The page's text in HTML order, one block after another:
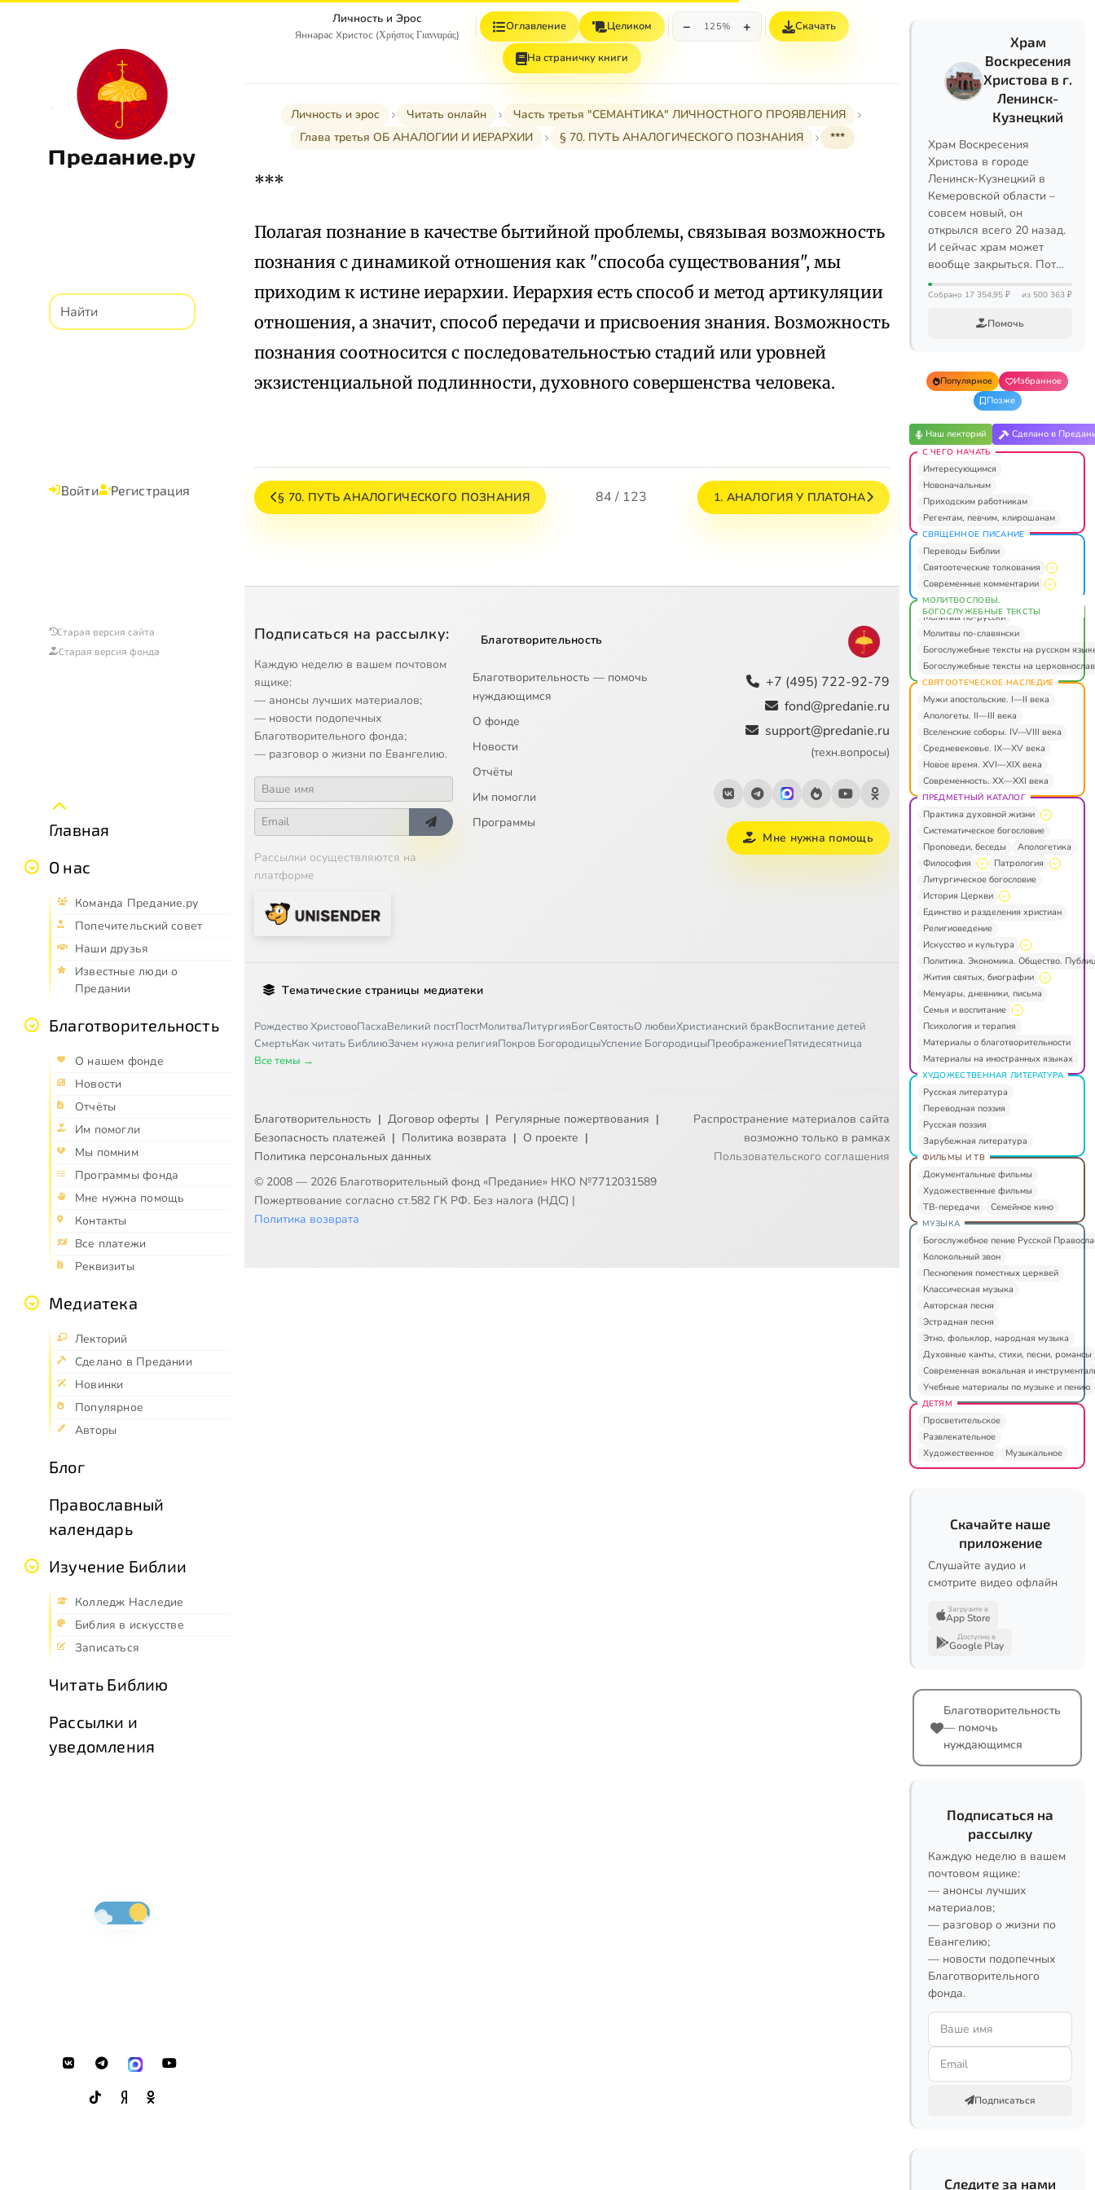
Предание.ру
Войти Регистрация
Старая версия сайта
Старая версия фонда
Главная
О нас
Команда Предание.ру
Попечительский совет
Наши друзья
Известные люди о
Предании
Благотворительность
О нашем фонде
Новости
Отчёты
Им помогли
Мы помним
Программы фонда
Мне нужна помощь
Контакты
Все платежи
Реквизиты
Медиатека
Лекторий
Сделано в Предании
Новинки
Популярное
Авторы
Блог
Православный
календарь
Изучение Библии
Колледж Наследие
Библия в искусстве
Записаться
Читать Библию
Рассылки и
уведомления
Личность и Эрос
Яннарас Христос (Χρήστος Γιανναράς)
Оглавление Целиком − 125% + Скачать
На страничку книги
Личность и эрос Читать онлайн
Часть третья "СЕМАНТИКА" ЛИЧНОСТНОГО ПРОЯВЛЕНИЯ
Глава третья ОБ АНАЛОГИИ И ИЕРАРХИИ
§ 70. ПУТЬ АНАЛОГИЧЕСКОГО ПОЗНАНИЯ ***
***
Полагая познание в качестве бытийной проблемы, связывая возможность
познания с динамикой отношения как "способа существования", мы
приходим к истине иерархии. Иерархия есть способ и метод артикуляции
отношения, а значит, способ передачи и присвоения знания. Возможность
познания соотносится с последовательностью стадий или уровней
экзистенциальной подлинности, духовного совершенства человека.
§ 70. ПУТЬ АНАЛОГИЧЕСКОГО ПОЗНАНИЯ 84 / 123 1. АНАЛОГИЯ У ПЛАТОНА
Подписаться на рассылку:
Каждую неделю в вашем почтовом
ящике:
— анонсы лучших материалов;
— новости подопечных
Благотворительного фонда;
— разговор о жизни по Евангелию.
Рассылки осуществляются на
платформе
Благотворительность
Благотворительность — помочь
нуждающимся
О фонде
Новости
Отчёты
Им помогли
Программы
+7 (495) 722-92-79
fond@predanie.ru
support@predanie.ru
(техн.вопросы)
Мне нужна помощь
Тематические страницы медиатеки
Рождество ХристовоПасхаВеликий постПостМолитваЛитургияБогСвятостьО любвиХристианский бракВоспитание детей
СмертьКак читать БиблиюЗачем нужна религияПокров БогородицыУспение БогородицыПреображениеПятидесятница
Все темы →
Благотворительность | Договор оферты | Регулярные пожертвования |
Безопасность платежей | Политика возврата | О проекте |
Политика персональных данных
© 2008 — 2026 Благотворительный фонд «Предание» НКО №7712031589
Пожертвование согласно ст.582 ГК РФ. Без налога (НДС) |
Политика возврата
Распространение материалов сайта
возможно только в рамках
Пользовательского соглашения
Храм
Воскресения
Христова в г.
Ленинск-
Кузнецкий
Храм Воскресения
Христова в городе
Ленинск-Кузнецкий в
Кемеровской области –
совсем новый, он
открылся всего 20 назад.
И сейчас храм может
вообще закрыться. Пот…
Собрано 17 354,95 ₽ из 500 363 ₽
Помочь
Популярное
Избранное
Позже
Наш лекторий Сделано в
С ЧЕГО НАЧАТЬ
Интересующимся
Новоначальным
Приходским работникам
Регентам, певчим, клирошанам
СВЯЩЕННОЕ ПИСАНИЕ
Переводы Библии
Святоотеческие толкования
Современные комментарии
МОЛИТВОСЛОВЫ.
БОГОСЛУЖЕБНЫЕ ТЕКСТЫ
Молитвы по-русски
Молитвы по-славянски
Богослужебные тексты на русском
Богослужебные тексты на
СВЯТООТЕЧЕСКОЕ НАСЛЕДИЕ
Мужи апостольские. I—II века
Апологеты. II—III века
Вселенские соборы. IV—VIII века
Средневековье. IX—XV века
Новое время. XVI—XIX века
Современность. XX—XXI века
ПРЕДМЕТНЫЙ КАТАЛОГ
Практика духовной жизни
Систематическое богословие
Проповеди, беседы
Апологетика
Философия
Патрология
Литургическое богословие
История Церкви
Единство и разделения христиан
Религиоведение
Искусство и культура
Политика. Экономика. Общество.
Жития святых, биографии
Мемуары, дневники, письма
Семья и воспитание
Психология и терапия
Материалы о благотворительности
Материалы на иностранных языках
ХУДОЖЕСТВЕННАЯ ЛИТЕРАТУРА
Русская литература
Переводная поэзия
Русская поэзия
Зарубежная литература
ФИЛЬМЫ И ТВ
Документальные фильмы
Художественные фильмы
ТВ-передачи
Семейное кино
МУЗЫКА
Богослужебное пение Русской
Колокольный звон
Песнопения поместных церквей
Классическая музыка
Авторская песня
Эстрадная песня
Этно, фольклор, народная музыка
Духовные канты, стихи, песни, романсы
Современная вокальная и
Учебные материалы по музыке и пению
ДЕТЯМ
Просветительское
Развлекательное
Художественное
Музыкальное
Скачайте наше
приложение
Слушайте аудио и
смотрите видео офлайн
Загрузите в
App Store
Доступно в
Google Play
Благотворительность
— помочь
нуждающимся
Подписаться на
рассылку
Каждую неделю в вашем
почтовом ящике:
— анонсы лучших
материалов;
— разговор о жизни по
Евангелию;
— новости подопечных
Благотворительного
фонда.
Подписаться
Следите за нами